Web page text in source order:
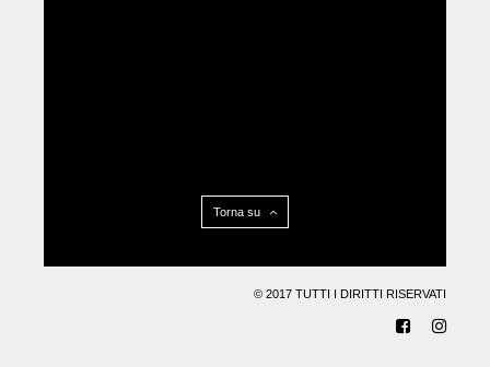
Torna su
© 2017 TUTTI I DIRITTI RISERVATI